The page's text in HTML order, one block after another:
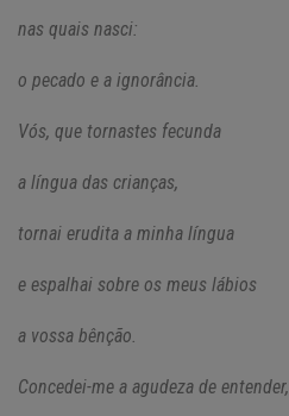
nas quais nasci:
o pecado e a ignorância.
Vós, que tornastes fecunda
a língua das crianças,
tornai erudita a minha língua
e espalhai sobre os meus lábios
a vossa bênção.
Concedei-me a agudeza de entender,